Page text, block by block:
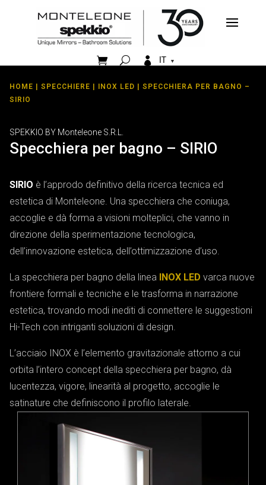
  IT
HOME | SPECCHIERE | INOX LED | SPECCHIERA PER BAGNO –
SIRIO
SPEKKIO BY Monteleone S.R.L.
Specchiera per bagno – SIRIO
SIRIO è l’approdo definitivo della ricerca tecnica ed
estetica di Monteleone. Una specchiera che coniuga,
accoglie e dà forma a visioni molteplici, che vanno in
direzione della sperimentazione tecnologica,
dell’innovazione estetica, dell’ottimizzazione d’uso.
La specchiera per bagno della linea INOX LED varca nuove
frontiere formali e tecniche e le trasforma in narrazione
estetica, trovando modi inediti di connettere le suggestioni
Hi-Tech con intriganti soluzioni di design.
L’acciaio INOX è l’elemento gravitazionale attorno a cui
orbita l’intero concept della specchiera per bagno, dà
lucentezza, vigore, linearità al progetto, accoglie le
satinature che definiscono il profilo laterale.